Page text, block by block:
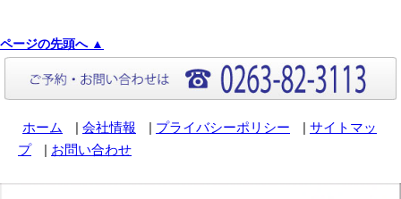
ページの先頭へ ▲
ホーム | 会社情報 | プライバシーポリシー | サイトマッ
プ
| お問い合わせ